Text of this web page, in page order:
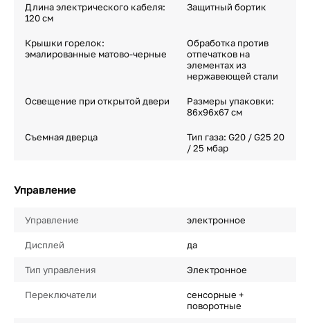
Длина электрического кабеля:
120 см
Защитный бортик
Крышки горелок:
эмалированные матово-черные
Обработка против
отпечатков на
элементах из
нержавеющей стали
Освещение при открытой двери
Размеры упаковки:
86х96х67 см
Съемная дверца
Тип газа: G20 / G25 20
/ 25 мбар
Управление
Управление электронное
Дисплей да
Тип управления Электронное
Переключатели
сенсорные +
поворотные